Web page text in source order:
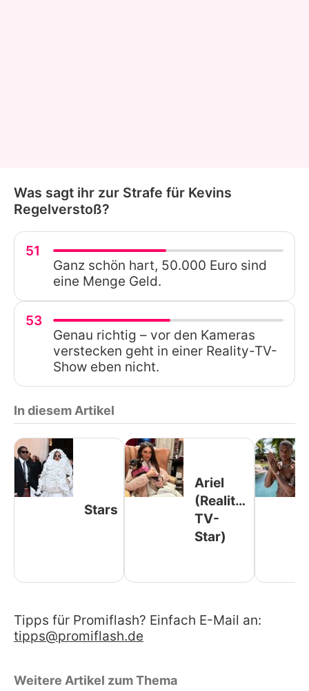
Was sagt ihr zur Strafe für Kevins
Regelverstoß?
51
Ganz schön hart, 50.000 Euro sind
eine Menge Geld.
53
Genau richtig – vor den Kameras
verstecken geht in einer Reality-TV-
Show eben nicht.
In diesem Artikel
Stars
Ariel
(Reality-
TV-
Star)
Tipps für Promiflash? Einfach E-Mail an:
tipps@promiflash.de
Weitere Artikel zum Thema